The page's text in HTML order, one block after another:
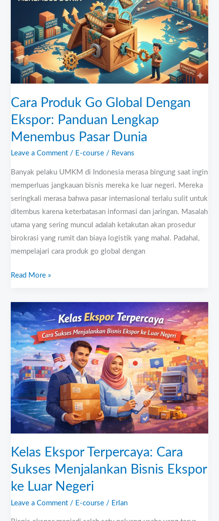
Cara Produk Go Global Dengan
Ekspor: Panduan Lengkap
Menembus Pasar Dunia
Leave a Comment / E-course / Revans
Banyak pelaku UMKM di Indonesia merasa bingung saat ingin
memperluas jangkauan bisnis mereka ke luar negeri. Mereka
seringkali merasa bahwa pasar internasional terlalu sulit untuk
ditembus karena keterbatasan informasi dan jaringan. Masalah
utama yang sering muncul adalah ketakutan akan prosedur
birokrasi yang rumit dan biaya logistik yang mahal. Padahal,
mempelajari cara produk go global dengan
Dengan
Ekspor:
Panduan
Lengkap
Menembus
Pasar
Read More »
Kelas Ekspor Terpercaya: Cara
Sukses Menjalankan Bisnis Ekspor
ke Luar Negeri
Leave a Comment / E-course / Erlan
Ekspor
Terpercaya:
Cara
Sukses
Menjalankan
Bisnis
Ekspor
ke